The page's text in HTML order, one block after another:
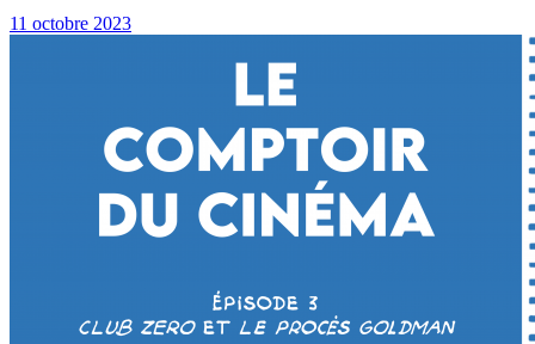
11 octobre 2023